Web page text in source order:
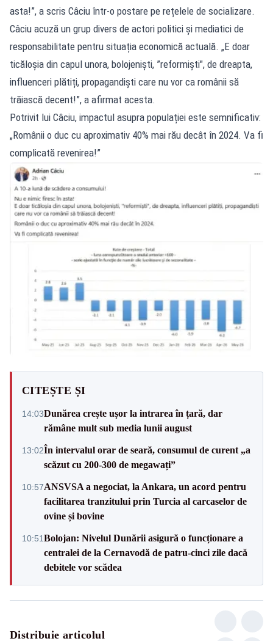
asta!”, a scris Câciu într-o postare pe rețelele de socializare.
Câciu acuză un grup divers de actori politici și mediatici de
responsabilitate pentru situația economică actuală. „E doar
ticăloșia din capul unora, bolojeniști, ”reformiști", de dreapta,
influenceri plătiți, propagandiști care nu vor ca românii să
trăiască decent!”, a afirmat acesta.
Potrivit lui Câciu, impactul asupra populației este semnificativ:
„Românii o duc cu aproximativ 40% mai rău decât în 2024. Va fi
complicată revenirea!”
CITEȘTE ȘI
14:03Dunărea crește ușor la intrarea în țară, dar
rămâne mult sub media lunii august
13:02În intervalul orar de seară, consumul de curent „a
scăzut cu 200-300 de megawați”
10:57ANSVSA a negociat, la Ankara, un acord pentru
facilitarea tranzitului prin Turcia al carcaselor de
ovine și bovine
10:51Bolojan: Nivelul Dunării asigură o funcționare a
centralei de la Cernavodă de patru-cinci zile dacă
debitele vor scădea
Distribuie articolul